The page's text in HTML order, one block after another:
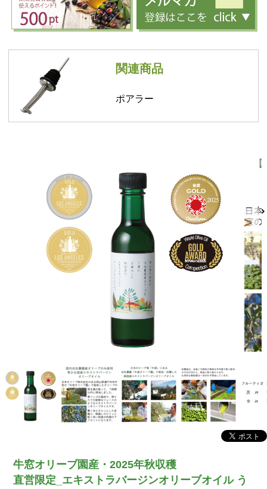
関連商品
ポアラー
牛窓オリーブ園産・2025年秋収穫
直営限定_エキストラバージンオリーブオイル う